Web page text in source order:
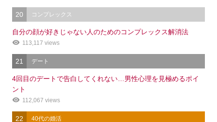
20 コンプレックス
自分の顔が好きじゃない人のためのコンプレックス解消法
113,117 views
21 デート
4回目のデートで告白してくれない…男性心理を見極めるポイ
ント
112,067 views
22 40代の婚活